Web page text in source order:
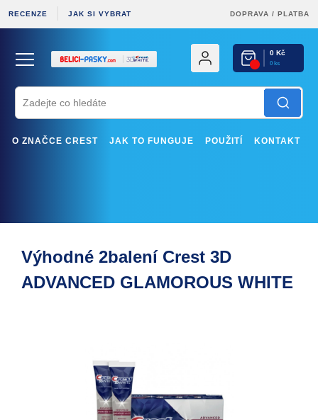
RECENZE JAK SI VYBRAT DOPRAVA / PLATBA
0 Kč
0 ks
O ZNAČCE CREST JAK TO FUNGUJE POUŽITÍ KONTAKT
Výhodné 2balení Crest 3D
ADVANCED GLAMOROUS WHITE